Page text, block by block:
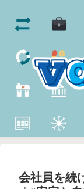
会社員を続